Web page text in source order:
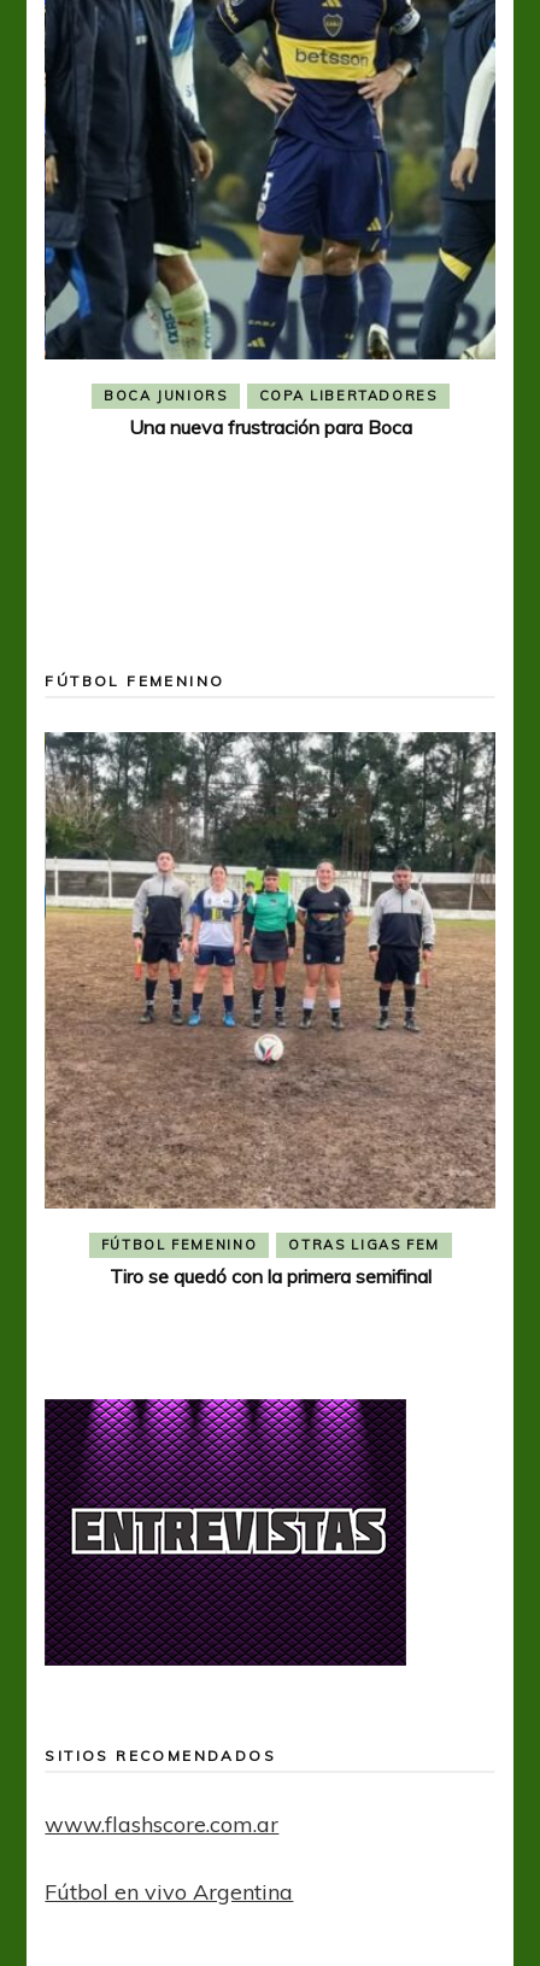
BOCA JUNIORS COPA LIBERTADORES
Una nueva frustración para Boca
FÚTBOL FEMENINO
FÚTBOL FEMENINO OTRAS LIGAS FEM
Tiro se quedó con la primera semifinal
SITIOS RECOMENDADOS
www.flashscore.com.ar
Fútbol en vivo Argentina